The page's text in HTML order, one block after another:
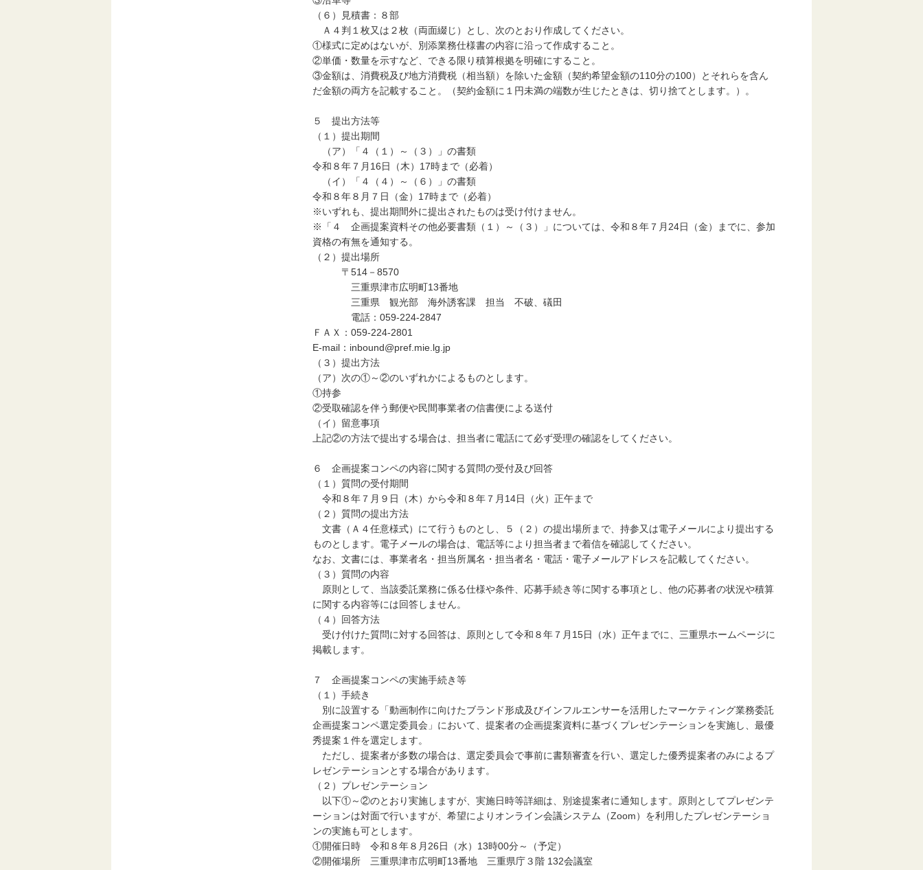
（６）見積書：８部
Ａ４判１枚又は２枚（両面綴じ）とし、次のとおり作成してください。
①様式に定めはないが、別添業務仕様書の内容に沿って作成すること。
②単価・数量を示すなど、できる限り積算根拠を明確にすること。
③金額は、消費税及び地方消費税（相当額）を除いた金額（契約希望金額の110分の100）とそれらを含ん
だ金額の両方を記載すること。（契約金額に１円未満の端数が生じたときは、切り捨てとします。）。
５ 提出方法等
（１）提出期間
（ア）「４（１）～（３）」の書類
令和８年７月16日（木）17時まで（必着）
（イ）「４（４）～（６）」の書類
令和８年８月７日（金）17時まで（必着）
※いずれも、提出期間外に提出されたものは受け付けません。
※「４ 企画提案資料その他必要書類（１）～（３）」については、令和８年７月24日（金）までに、参加
資格の有無を通知する。
（２）提出場所
〒514－8570
三重県津市広明町13番地
三重県 観光部 海外誘客課 担当 不破、礒田
電話：059-224-2847
ＦＡＸ：059-224-2801
E-mail：inbound@pref.mie.lg.jp
（３）提出方法
（ア）次の①～②のいずれかによるものとします。
①持参
②受取確認を伴う郵便や民間事業者の信書便による送付
（イ）留意事項
上記②の方法で提出する場合は、担当者に電話にて必ず受理の確認をしてください。
６ 企画提案コンペの内容に関する質問の受付及び回答
（１）質問の受付期間
令和８年７月９日（木）から令和８年７月14日（火）正午まで
（２）質問の提出方法
文書（Ａ４任意様式）にて行うものとし、５（２）の提出場所まで、持参又は電子メールにより提出する
ものとします。電子メールの場合は、電話等により担当者まで着信を確認してください。
なお、文書には、事業者名・担当所属名・担当者名・電話・電子メールアドレスを記載してください。
（３）質問の内容
原則として、当該委託業務に係る仕様や条件、応募手続き等に関する事項とし、他の応募者の状況や積算
に関する内容等には回答しません。
（４）回答方法
受け付けた質問に対する回答は、原則として令和８年７月15日（水）正午までに、三重県ホームページに
掲載します。
７ 企画提案コンペの実施手続き等
（１）手続き
別に設置する「動画制作に向けたブランド形成及びインフルエンサーを活用したマーケティング業務委託
企画提案コンペ選定委員会」において、提案者の企画提案資料に基づくプレゼンテーションを実施し、最優
秀提案１件を選定します。
ただし、提案者が多数の場合は、選定委員会で事前に書類審査を行い、選定した優秀提案者のみによるプ
レゼンテーションとする場合があります。
（２）プレゼンテーション
以下①～②のとおり実施しますが、実施日時等詳細は、別途提案者に通知します。原則としてプレゼンテ
ーションは対面で行いますが、希望によりオンライン会議システム（Zoom）を利用したプレゼンテーショ
ンの実施も可とします。
①開催日時 令和８年８月26日（水）13時00分～（予定）
②開催場所 三重県津市広明町13番地 三重県庁３階 132会議室